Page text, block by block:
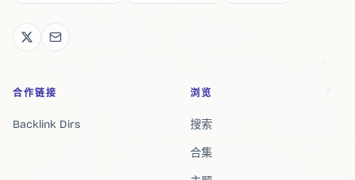
合作链接
Backlink Dirs
浏览
搜索
合集